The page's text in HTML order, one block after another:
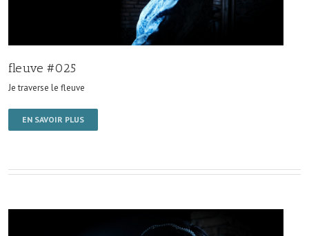
fleuve #025
Je traverse le fleuve
EN SAVOIR PLUS